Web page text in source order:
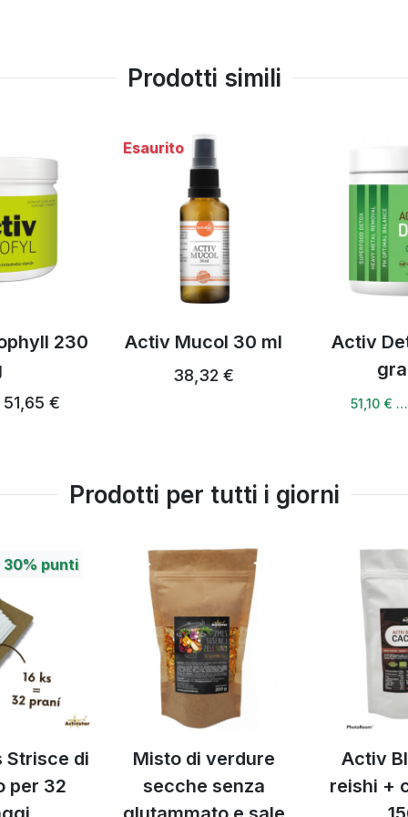
Prodotti simili
30 ml
€
Activ Detox + 240
grammi
Activ
50,36 € …
Prodotti per tutti i giorni
verdure
senza
Activ BIO cacao
reishi + cordyceps
Activ